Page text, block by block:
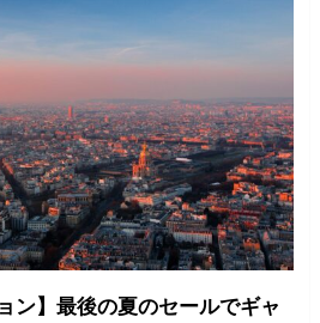
ン】最後の夏のセールでギャ